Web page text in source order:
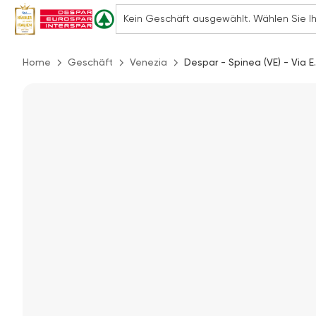
Home Geschäft Venezia Despar - Spinea (VE) - Via